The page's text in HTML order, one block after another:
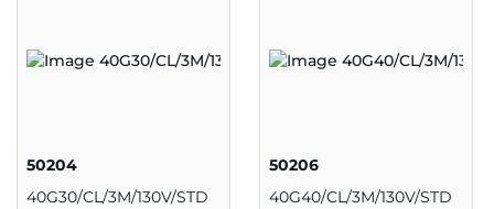
50204
40G30/CL/3M/130V/STD
50206
40G40/CL/3M/130V/STD